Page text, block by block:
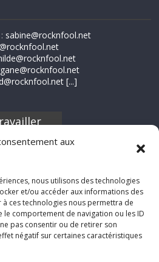
aux
nous utilisons des technologies
et/ou accéder aux informations des
ces technologies nous permettra de
comportement de navigation ou les ID
pas consentir ou de retirer son
négatif sur certaines caractéristiques
sabine@rocknfool.net
[...]
souhaites
n'hésite
nous envoyer
de
de films,
ou des billets
: